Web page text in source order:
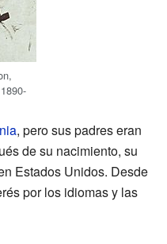
, pero sus padres eran
de su nacimiento, su
Estados Unidos. Desde
por los idiomas y las